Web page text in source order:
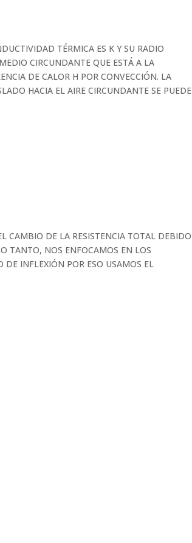
TÉRMICA ES K Y SU RADIO
CIRCUNDANTE QUE ESTÁ A LA
DE CALOR H POR CONVECCIÓN. LA
HACIA EL AIRE CIRCUNDANTE SE PUEDE
CAMBIO DE LA RESISTENCIA TOTAL DEBIDO
TANTO, NOS ENFOCAMOS EN LOS
DE INFLEXIÓN POR ESO USAMOS EL